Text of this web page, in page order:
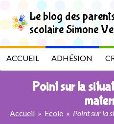
i
p
o
h
L
e
Le blog des
scolaire Simone
ACCUEIL ADHÉSION
Point sur la
Accueil » Ecole »